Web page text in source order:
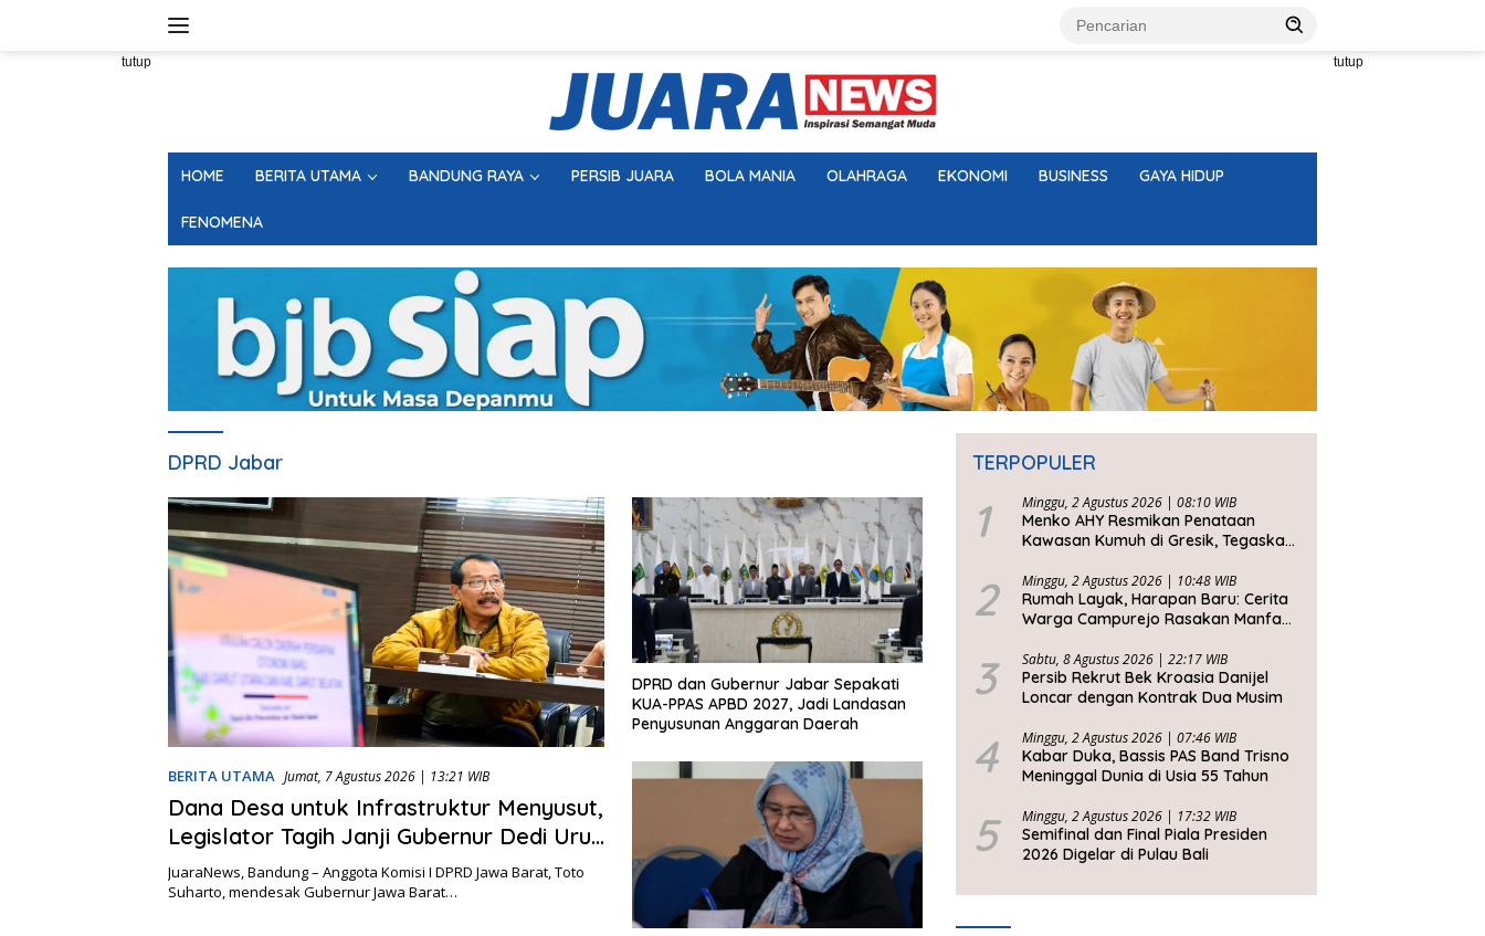
tutup tutup
HOME BERITA UTAMA BANDUNG RAYA PERSIB JUARA BOLA MANIA OLAHRAGA EKONOMI BUSINESS GAYA HIDUP
FENOMENA
DPRD Jabar
BERITA UTAMA Jumat, 7 Agustus 2026 | 13:21 WIB
Dana Desa untuk Infrastruktur Menyusut,
Legislator Tagih Janji Gubernur Dedi Urus
Desa
JuaraNews, Bandung – Anggota Komisi I DPRD Jawa Barat, Toto
Suharto, mendesak Gubernur Jawa Barat…
DPRD dan Gubernur Jabar Sepakati
KUA-PPAS APBD 2027, Jadi Landasan
Penyusunan Anggaran Daerah
TERPOPULER
1 Minggu, 2 Agustus 2026 | 08:10 WIB
Menko AHY Resmikan Penataan
Kawasan Kumuh di Gresik, Tegaskan
Kesejahteraan Rakyat
2 Minggu, 2 Agustus 2026 | 10:48 WIB
Rumah Layak, Harapan Baru: Cerita
Warga Campurejo Rasakan Manfaat
3 Sabtu, 8 Agustus 2026 | 22:17 WIB
Persib Rekrut Bek Kroasia Danijel
Loncar dengan Kontrak Dua Musim
4 Minggu, 2 Agustus 2026 | 07:46 WIB
Kabar Duka, Bassis PAS Band Trisno
Meninggal Dunia di Usia 55 Tahun
5 Minggu, 2 Agustus 2026 | 17:32 WIB
Semifinal dan Final Piala Presiden
2026 Digelar di Pulau Bali